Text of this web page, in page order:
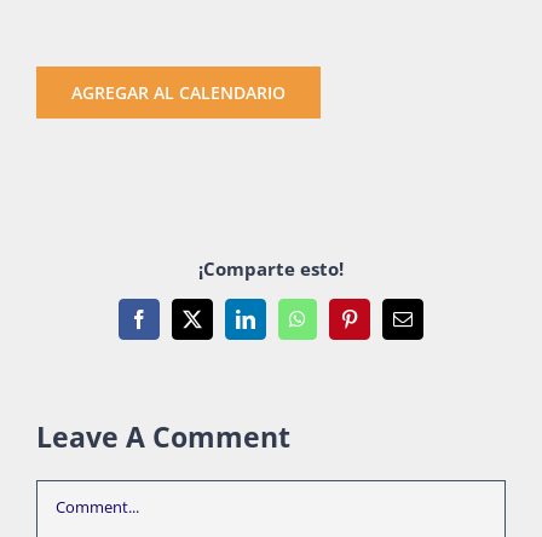
AGREGAR AL CALENDARIO
¡Comparte esto!
Facebook
X LinkedInWhatsAppPinterestEmail
Leave A Comment
Comment